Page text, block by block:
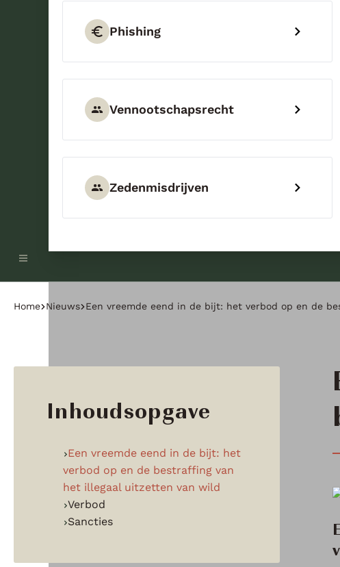
Phishing
Vennootschapsrecht
Zedenmisdrijven
Home Nieuws Een vreemde eend in de bijt: het verbod op en de
Inhoudsopgave
Een vreemde eend in de bijt: het
verbod op en de bestraffing van
het illegaal uitzetten van wild
Verbod
Sancties